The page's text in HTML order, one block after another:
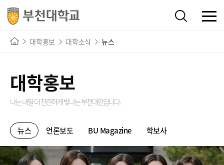
대학홍보 대학소식 뉴스
대학홍보
나는 내일 더 찬란하게 빛나는부천대인입니다.
뉴스 언론보도 BU Magazine 학보사